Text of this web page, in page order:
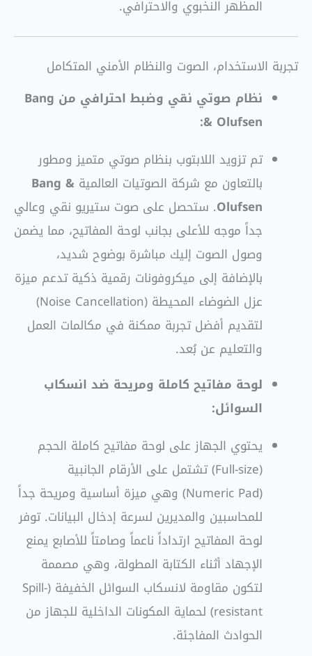
المظهر النخبوي والاحترافي.
تجربة الاستخدام، الصوت والنظام الأمني المتكامل
نظام صوتي نقي وضبط احترافي من Bang
& Olufsen:
تم تزويد اللابتوب بنظام صوتي متميز ومطور
بالتعاون مع شركة الصوتيات العالمية Bang &
Olufsen. ستحصل على صوت ستيريو نقي وعالي
جداً موجه للأعلى بجانب لوحة المفاتيح، مما يضمن
وصول الصوت إليك مباشرة بوضوح شديد،
بالإضافة إلى ميكروفونات رقمية ذكية تدعم ميزة
عزل الضوضاء المحيطة (Noise Cancellation)
لتقديم أفضل تجربة ممكنة في مكالمات العمل
والتعليم عن بُعد.
لوحة مفاتيح كاملة ومريحة ضد انسكاب
السوائل:
يحتوي الجهاز على لوحة مفاتيح كاملة الحجم
(Full-size) تشتمل على الأرقام الجانبية
(Numeric Pad) وهي ميزة أساسية ومريحة جداً
للمحاسبين والمديرين لسرعة إدخال البيانات. توفر
لوحة المفاتيح ارتداداً ناعماً وصامتاً للأصابع يمنع
الإجهاد أثناء الكتابة المطولة، وهي مصممة
لتكون مقاومة لانسكاب السوائل الخفيفة (Spill-
resistant) لحماية المكونات الداخلية للجهاز من
الحوادث المفاجئة.